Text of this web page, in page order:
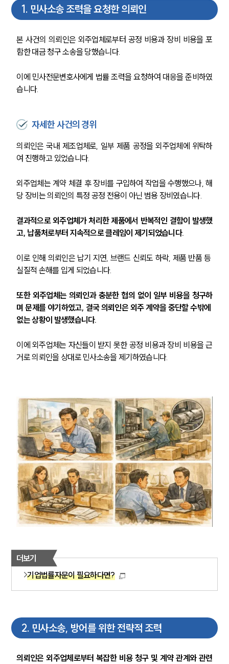
1 . 민사소송 조력을 요청한 의뢰인
본 사건의 의뢰인은 외주업체로부터 공정 비용과 장비 비용을 포
함한 대금 청구 소송을 당했습니다.
이에 민사전문변호사에게 법률 조력을 요청하여 대응을 준비하였
습니다.
자세한 사건의 경위
의뢰인은 국내 제조업체로, 일부 제품 공정을 외주업체에 위탁하
여 진행하고 있었습니다.
외주업체는 계약 체결 후 장비를 구입하여 작업을 수행했으나, 해
당 장비는 의뢰인의 특정 공정 전용이 아닌 범용 장비였습니다.
결과적으로 외주업체가 처리한 제품에서 반복적인 결함이 발생했
고, 납품처로부터 지속적으로 클레임이 제기되었습니다.
이로 인해 의뢰인은 납기 지연, 브랜드 신뢰도 하락, 제품 반품 등
실질적 손해를 입게 되었습니다.
또한 외주업체는 의뢰인과 충분한 협의 없이 일부 비용을 청구하
며 문제를 야기하였고, 결국 의뢰인은 외주 계약을 중단할 수밖에
없는 상황이 발생했습니다.
이에 외주업체는 자신들이 받지 못한 공정 비용과 장비 비용을 근
거로 의뢰인을 상대로 민사소송을 제기하였습니다.
더보기
기업법률자문이 필요하다면?
2. 민사소송, 방어를 위한 전략적 조력
의뢰인은 외주업체로부터 복잡한 비용 청구 및 계약 관계와 관련